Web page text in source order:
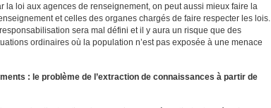
la loi aux agences de renseignement, on peut aussi mieux faire la
et celles des organes chargés de faire respecter les lois.
sera mal défini et il y aura un risque que des
ordinaires où la population n’est pas exposée à une menace
: le problème de l’extraction de connaissances à partir de